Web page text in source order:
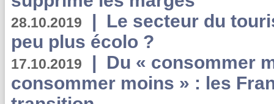
28.10.2019 | Le secteur du
peu plus écolo ?
17.10.2019 | Du « consommer
consommer moins » : les